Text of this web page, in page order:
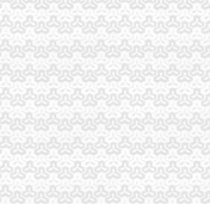
回收-重庆比拉网
话|地址|介绍|评价]-
行股票并上市的补
心